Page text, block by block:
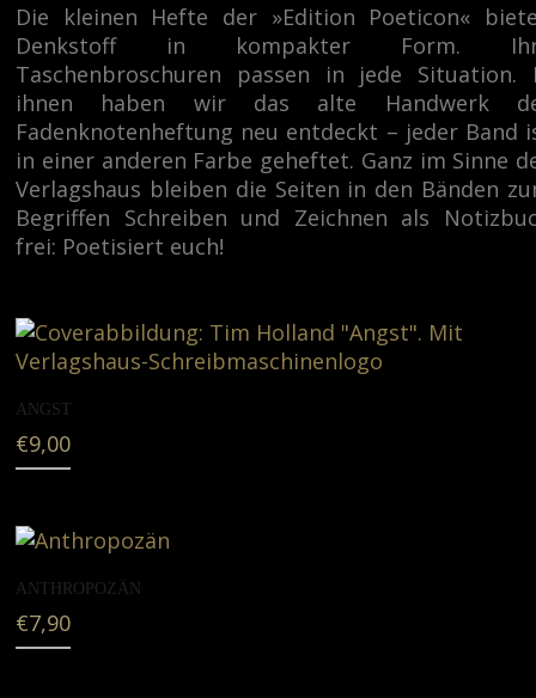
Die kleinen Hefte der »Edition Poeticon«
Denkstoff in kompakter Form.
Taschenbroschuren passen in jede Situation.
ihnen haben wir das alte Handwerk
Fadenknotenheftung neu entdeckt – jeder Band
in einer anderen Farbe geheftet. Ganz im Sinne
Verlagshaus bleiben die Seiten in den Bänden
Begriffen Schreiben und Zeichnen als
frei: Poetisiert euch!
ANGST
€9,00
ANTHROPOZÄN
€7,90